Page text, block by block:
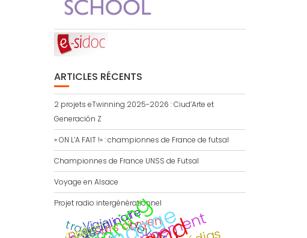
ARTICLES RÉCENTS
2 projets eTwinning 2025-2026 : Ciud’Arte et
Generación Z
« ON L’A FAIT !» : championnes de France de futsal
Championnes de France UNSS de Futsal
Voyage en Alsace
Projet radio intergénérationnel
interdisciplinaire
parcours citoyen
Viaje
Calitom